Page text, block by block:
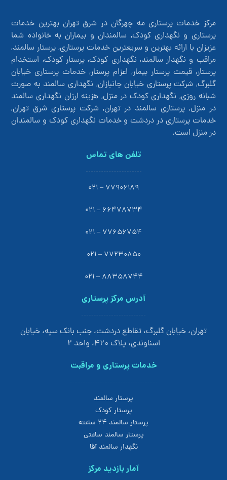
مرکز خدمات پرستاری مه چهرگان در شرق تهران بهترین خدمات
پرستاری و نگهداری کودک, سالمندان و بیماران به خانواده شما
عزیزان با ارائه بهترین و سریعترین خدمات پرستاری, پرستار سالمند,
مراقب و نگهدار سالمند, نگهداری کودک, پرستار کودک, استخدام
پرستار, قیمت پرستار بیمار, اعزام پرستار, خدمات پرستاری خیابان
گلبرگ, شرکت پرستاری خیابان جانبازان, نگهداری سالمند به صورت
شبانه روزی, نگهداری کودک در منزل, هزینه ارزان نگهداری سالمند
در منزل, پرستاری سالمند در تهران, شرکت پرستاری شرق تهران,
خدمات پرستاری در دردشت و خدمات نگهداری کودک و سالمندان
در منزل است.
تلفن های تماس
77906189 – 021
66478734 – 021
77656754 – 021
77230850 – 021
88358744 – 021
آدرس مرکز پرستاری
تهران، خیابان گلبرگ، تقاطع دردشت، جنب بانک سپه، خیابان
اسناوندی، پلاک 420، واحد 2
خدمات پرستاری و مراقبت
پرستار سالمند
پرستار کودک
پرستار سالمند 24 ساعته
پرستار سالمند ساعتی
نگهدار سالمند آقا
آمار بازدید مرکز